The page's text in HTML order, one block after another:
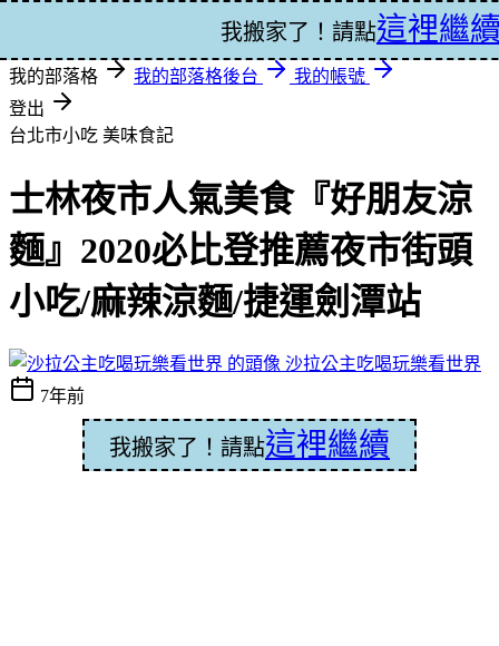
我的部落格 我的部落格後台
我的帳號
登出
台北市小吃 美味食記
士林夜市人氣美食『好朋友涼
麵』2020必比登推薦夜市街頭
小吃/麻辣涼麵/捷運劍潭站
沙拉公主吃喝玩樂看世界
7年前
我搬家了！請點這裡繼續
我搬家了！請點這裡繼